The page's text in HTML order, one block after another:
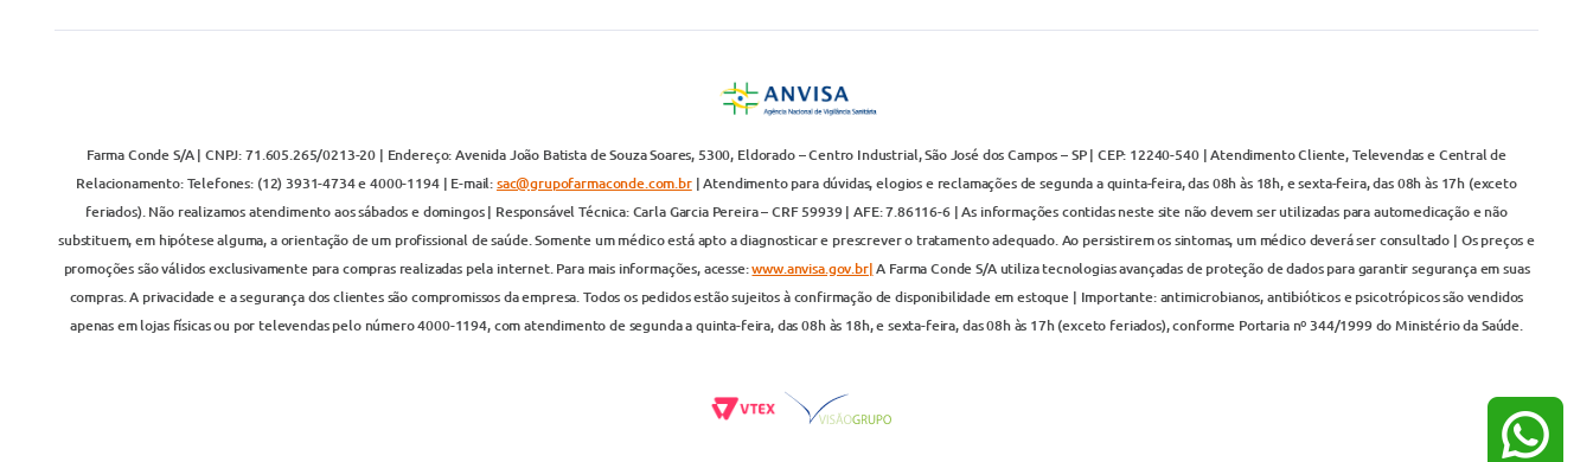
Farma Conde S/A | CNPJ: 71.605.265/0213-20 | Endereço: Avenida João Batista de Souza Soares, 5300, Eldorado – Centro Industrial, São José dos Campos – SP | CEP: 12240-540 | Atendimento Cliente, Televendas e Central de
Relacionamento: Telefones: (12) 3931-4734 e 4000-1194 | E-mail:sac@grupofarmaconde.com.br| Atendimento para dúvidas, elogios e reclamações de segunda a quinta-feira, das 08h às 18h, e sexta-feira, das 08h às 17h (exceto
feriados). Não realizamos atendimento aos sábados e domingos | Responsável Técnica: Carla Garcia Pereira – CRF 59939 | AFE: 7.86116-6 | As informações contidas neste site não devem ser utilizadas para automedicação e não
substituem, em hipótese alguma, a orientação de um profissional de saúde. Somente um médico está apto a diagnosticar e prescrever o tratamento adequado. Ao persistirem os sintomas, um médico deverá ser consultado | Os preços e
promoções são válidos exclusivamente para compras realizadas pela internet. Para mais informações, acesse:www.anvisa.gov.br|A Farma Conde S/A utiliza tecnologias avançadas de proteção de dados para garantir segurança em suas
compras. A privacidade e a segurança dos clientes são compromissos da empresa. Todos os pedidos estão sujeitos à confirmação de disponibilidade em estoque | Importante: antimicrobianos, antibióticos e psicotrópicos são vendidos
apenas em lojas físicas ou por televendas pelo número 4000-1194, com atendimento de segunda a quinta-feira, das 08h às 18h, e sexta-feira, das 08h às 17h (exceto feriados), conforme Portaria nº 344/1999 do Ministério da Saúde.